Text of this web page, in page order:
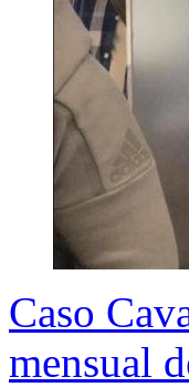
Caso
mensual